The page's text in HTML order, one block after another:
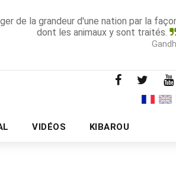
de la grandeur d'une nation par la
dont les animaux y sont traités.
VIDÉOS KIBAROU